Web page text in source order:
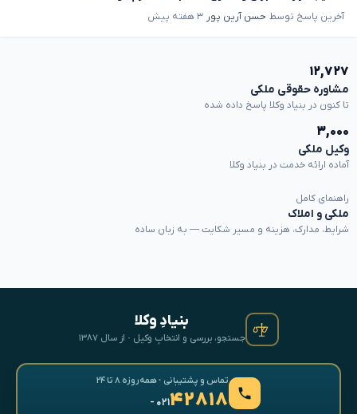
آخرین پاسخ توسط حسن آرین پور ۳ هفته پیش
۱۲,۷۲۷
مشاوره حقوقی ملکی
تا کنون در بنیاد وکلا پاسخ داده شده
۳,۰۰۰
وکیل ملکی
آماده ارائه خدمت در بنیاد وکلا
راهنمای کامل
ملکی و املاک
شرایط، مدارک، هزینه و مسیر شکایت — به زبان ساده
بنیادِ وکلا
جستجو، بررسی و انتخابِ وکیل · از سال ۱۳۸۷
تماس و پشتیبانی · همه‌روزه ۸ تا ۲۴
۴۲۸۱۸- ۰۲۱